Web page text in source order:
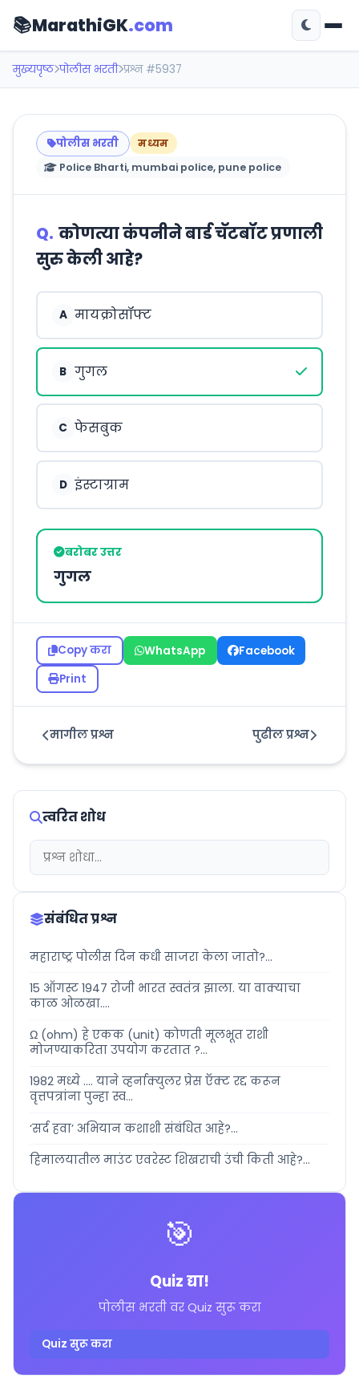
📚MarathiGK.com
मुख्यपृष्ठ पोलीस भरती प्रश्न #5937
पोलीस भरती
मध्यम
Police Bharti, mumbai police, pune police
Q. कोणत्या कंपनीने बार्ड चॅटबॉट प्रणाली
सुरु केली आहे?
A मायक्रोसॉफ्ट
B गुगल
C फेसबुक
D इंस्टाग्राम
बरोबर उत्तर
गुगल
Copy करा WhatsApp
Facebook
Print
मागील प्रश्न पुढील प्रश्न
त्वरित शोध
संबंधित प्रश्न
महाराष्ट्र पोलीस दिन कधी साजरा केला जातो?...
15 ऑगस्ट 1947 रोजी भारत स्वतंत्र झाला. या वाक्याचा
काळ ओळखा....
Ω (ohm) हे एकक (unit) कोणती मूलभूत राशी
मोजण्याकरिता उपयोग करतात ?...
1982 मध्ये .... याने व्हर्नाक्युलर प्रेस ऍक्ट रद्द करून
वृत्तपत्रांना पुन्हा स्व...
‘सर्द हवा’ अभियान कशाशी संबंधित आहे?...
हिमालयातील माउंट एवरेस्ट शिखराची उंची किती आहे?...
🎯
Quiz द्या!
पोलीस भरती वर Quiz सुरू करा
Quiz सुरू करा